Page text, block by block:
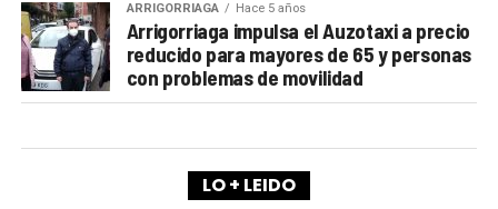
ARRIGORRIAGA Hace 5 años
Arrigorriaga impulsa el Auzotaxi a precio
reducido para mayores de 65 y personas
con problemas de movilidad
LO + LEIDO